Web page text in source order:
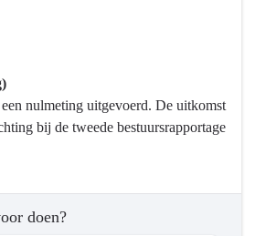
nulmeting uitgevoerd. De uitkomst
bij de tweede bestuursrapportage
doen?